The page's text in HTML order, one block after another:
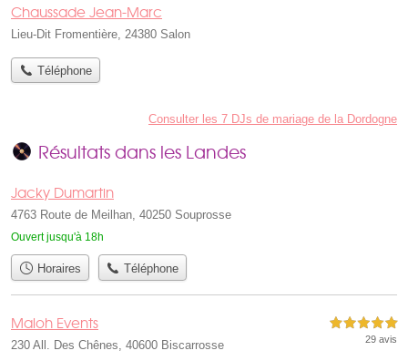
Chaussade Jean-Marc
Lieu-Dit Fromentière, 24380 Salon
Téléphone
Consulter les 7 DJs de mariage de la Dordogne
Résultats dans les Landes
Jacky Dumartin
4763 Route de Meilhan, 40250 Souprosse
Ouvert jusqu'à 18h
Horaires Téléphone
Maloh Events
230 All. Des Chênes, 40600 Biscarrosse
5,0 étoiles sur 5
29 avis